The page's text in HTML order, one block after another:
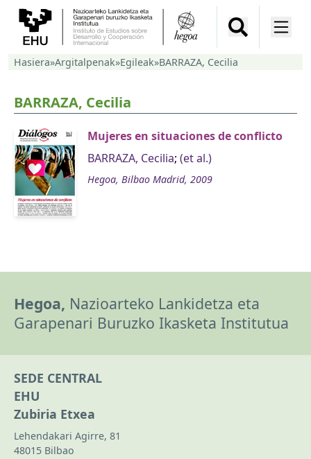
Hasiera»Argitalpenak»Egileak»BARRAZA, Cecilia
BARRAZA, Cecilia
Mujeres en situaciones de conflicto
BARRAZA, Cecilia; (et al.)
Hegoa, Bilbao Madrid, 2009
Hegoa, Nazioarteko Lankidetza eta
Garapenari Buruzko Ikasketa Institutua
SEDE CENTRAL
EHU
Zubiria Etxea
Lehendakari Agirre, 81
48015 Bilbao